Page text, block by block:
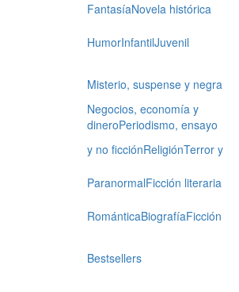
FantasíaNovela histórica
HumorInfantilJuvenil
Misterio, suspense y negra
Negocios, economía y
dineroPeriodismo, ensayo
y no ficciónReligiónTerror y
ParanormalFicción literaria
RománticaBiografíaFicción
Bestsellers